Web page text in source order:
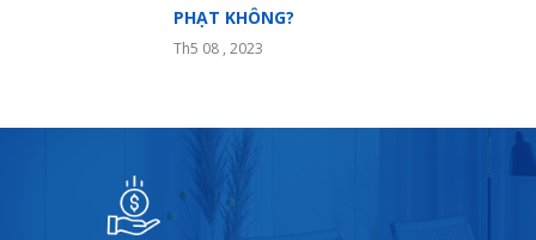
PHẠT KHÔNG?
Th5 08 , 2023